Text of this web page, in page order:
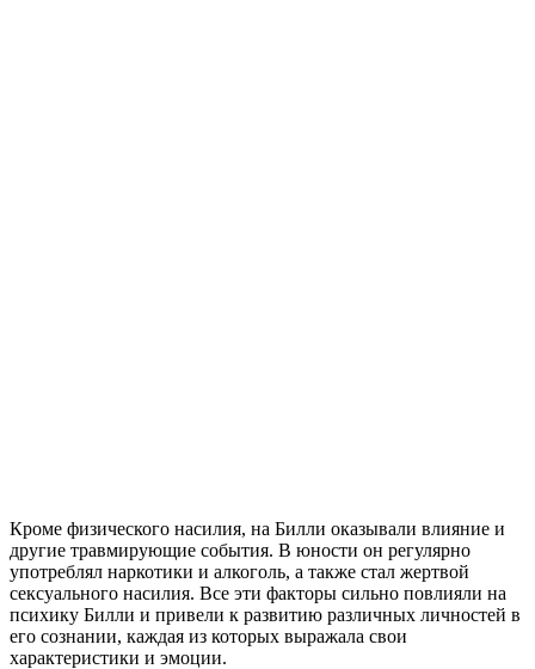
Кроме физического насилия, на Билли оказывали влияние и
другие травмирующие события. В юности он регулярно
употреблял наркотики и алкоголь, а также стал жертвой
сексуального насилия. Все эти факторы сильно повлияли на
психику Билли и привели к развитию различных личностей в
его сознании, каждая из которых выражала свои
характеристики и эмоции.